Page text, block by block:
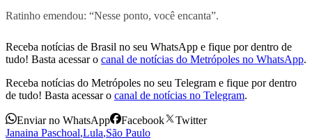
Ratinho emendou: “Nesse ponto, você encanta”.
Receba notícias de Brasil no seu WhatsApp e fique por dentro de
tudo! Basta acessar o canal de notícias do Metrópoles no WhatsApp.
Receba notícias do Metrópoles no seu Telegram e fique por dentro
de tudo! Basta acessar o canal de notícias no Telegram.
Enviar no WhatsApp Facebook
Twitter
Janaina Paschoal,Lula,São Paulo